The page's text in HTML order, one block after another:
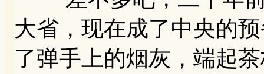
大省，现在成了中央的
了弹手上的烟灰，端起